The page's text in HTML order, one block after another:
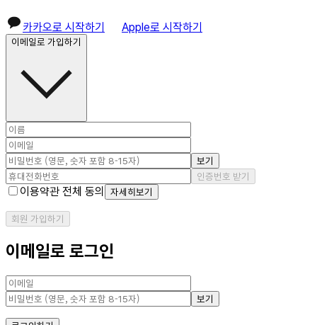
카카오로 시작하기 Apple로 시작하기
이메일로 가입하기
보기
인증번호 받기
이용약관 전체 동의 자세히보기
회원 가입하기
이메일로 로그인
보기